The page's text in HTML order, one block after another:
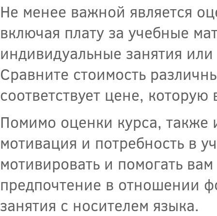
Не менее важной является
включая плату за учебные
индивидуальные занятия
Сравните стоимость
соответствует цене, которую
Помимо оценки курса, также
мотивация и потребность в
мотивировать и помогать
предпочтение в отношении
занятия с носителем языка.